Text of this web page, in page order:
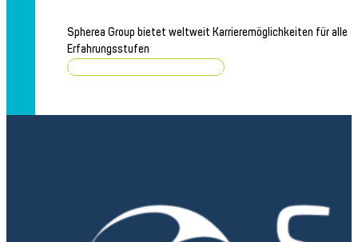
Kontakt
Spherea Group bietet weltweit Karrieremöglichkeiten für alle
Erfahrungsstufen
Stellenangebote durchsuchen